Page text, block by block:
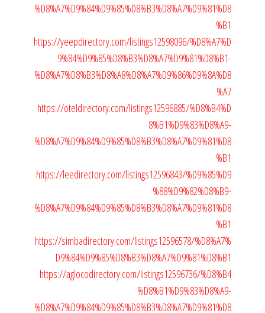
%D8%A7%D9%84%D9%85%D8%B3%D8%A7%D9%81%D8
%B1
https://yeepdirectory.com/listings12598096/%D8%A7%D
9%84%D9%85%D8%B3%D8%A7%D9%81%D8%B1-
%D8%A7%D8%B3%D8%A8%D8%A7%D9%86%D9%8A%D8
%A7
https://oteldirectory.com/listings12596885/%D8%B4%D
8%B1%D9%83%D8%A9-
%D8%A7%D9%84%D9%85%D8%B3%D8%A7%D9%81%D8
%B1
https://leedirectory.com/listings12596843/%D9%85%D9
%88%D9%82%D8%B9-
%D8%A7%D9%84%D9%85%D8%B3%D8%A7%D9%81%D8
%B1
https://simbadirectory.com/listings12596578/%D8%A7%
D9%84%D9%85%D8%B3%D8%A7%D9%81%D8%B1
https://aglocodirectory.com/listings12596736/%D8%B4
%D8%B1%D9%83%D8%A9-
%D8%A7%D9%84%D9%85%D8%B3%D8%A7%D9%81%D8